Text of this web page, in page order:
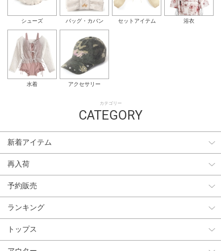
シューズ バッグ・カバン セットアイテム 浴衣
水着 アクセサリー
カテゴリー
CATEGORY
新着アイテム
再入荷
予約販売
ランキング
トップス